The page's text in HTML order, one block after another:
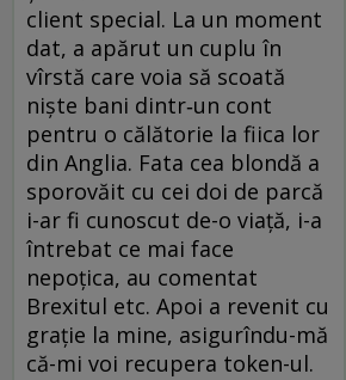
client special. La un moment
dat, a apărut un cuplu în
vîrstă care voia să scoată
niște bani dintr‑un cont
pentru o călătorie la fiica lor
din Anglia. Fata cea blondă a
sporovăit cu cei doi de parcă
i-ar fi cunoscut de-o viață, i-a
întrebat ce mai face
nepoțica, au comentat
Brexitul etc. Apoi a revenit cu
grație la mine, asigurîndu-mă
că-mi voi recupera token-ul.